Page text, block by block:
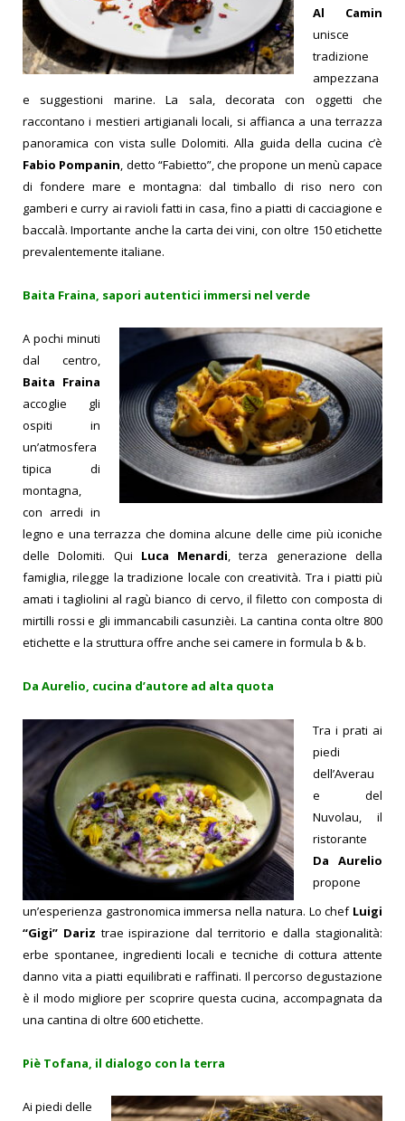
Al Camin
unisce
tradizione
ampezzana
e suggestioni marine. La sala, decorata con oggetti che
raccontano i mestieri artigianali locali, si affianca a una terrazza
panoramica con vista sulle Dolomiti. Alla guida della cucina c’è
Fabio Pompanin, detto “Fabietto”, che propone un menù capace
di fondere mare e montagna: dal timballo di riso nero con
gamberi e curry ai ravioli fatti in casa, fino a piatti di cacciagione e
baccalà. Importante anche la carta dei vini, con oltre 150 etichette
prevalentemente italiane.
Baita Fraina, sapori autentici immersi nel verde
A pochi minuti
dal centro,
Baita Fraina
accoglie gli
ospiti in
un’atmosfera
tipica di
montagna,
con arredi in
legno e una terrazza che domina alcune delle cime più iconiche
delle Dolomiti. Qui Luca Menardi, terza generazione della
famiglia, rilegge la tradizione locale con creatività. Tra i piatti più
amati i tagliolini al ragù bianco di cervo, il filetto con composta di
mirtilli rossi e gli immancabili casunzièi. La cantina conta oltre 800
etichette e la struttura offre anche sei camere in formula b & b.
Da Aurelio, cucina d’autore ad alta quota
Tra i prati ai
piedi
dell’Averau
e del
Nuvolau, il
ristorante
Da Aurelio
propone
un’esperienza gastronomica immersa nella natura. Lo chef Luigi
“Gigi” Dariz trae ispirazione dal territorio e dalla stagionalità:
erbe spontanee, ingredienti locali e tecniche di cottura attente
danno vita a piatti equilibrati e raffinati. Il percorso degustazione
è il modo migliore per scoprire questa cucina, accompagnata da
una cantina di oltre 600 etichette.
Piè Tofana, il dialogo con la terra
Ai piedi delle